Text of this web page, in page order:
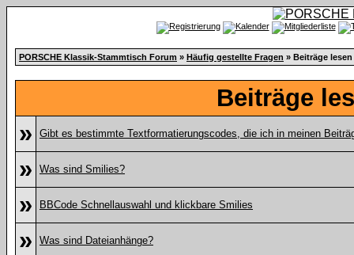
PORSCHE Klassik-Stammtisch Forum » Häufig gestellte Fragen » Beiträge
Beiträge
»
Gibt es bestimmte Textformatierungscodes, die ich in meinen
» Was sind Smilies?
» BBCode Schnellauswahl und klickbare Smilies
» Was sind Dateianhänge?